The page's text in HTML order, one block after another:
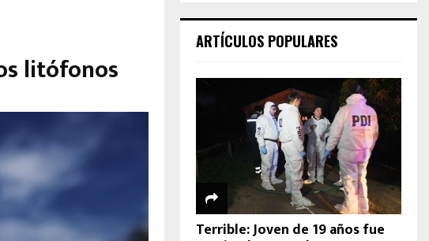
litófonos
ARTÍCULOS POPULARES
Terrible: Joven de 19 años fue